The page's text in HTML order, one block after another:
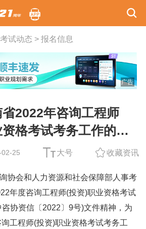
考试动态 > 报名信息
广告
2022年咨询工程师
资格考试考务工作的通
25 大号 收藏资讯
会和人力资源和社会保障部人事考
年度咨询工程师(投资)职业资格考试
协资信〔2022〕9号)文件精神，为
工程师(投资)职业资格考试考务工